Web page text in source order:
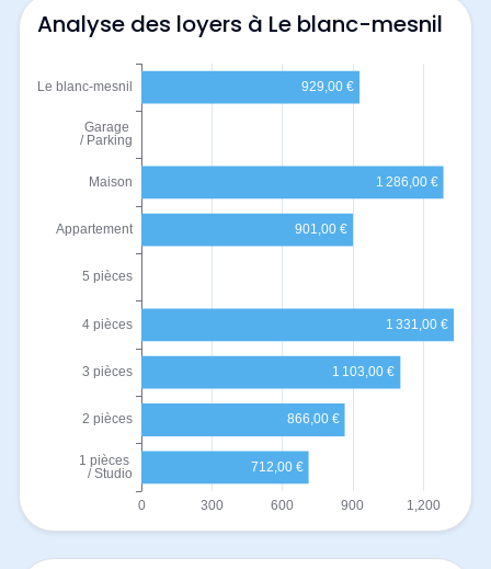
Analyse des loyers à Le blanc-mesnil